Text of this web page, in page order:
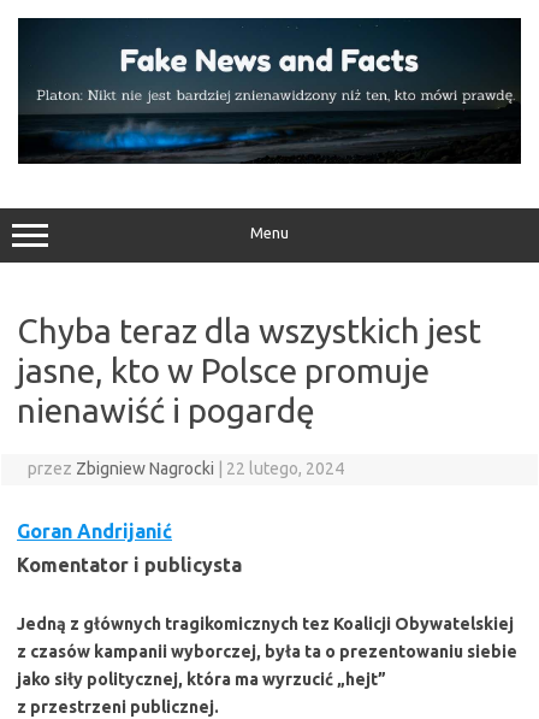
Menu
Chyba teraz dla wszystkich jest
jasne, kto w Polsce promuje
nienawiść i pogardę
przez Zbigniew Nagrocki 22 lutego, 2024
Goran Andrijanić
Komentator i publicysta
Jedną z głównych tragikomicznych tez Koalicji Obywatelskiej
z czasów kampanii wyborczej, była ta o prezentowaniu siebie
jako siły politycznej, która ma wyrzucić „hejt”
z przestrzeni publicznej.